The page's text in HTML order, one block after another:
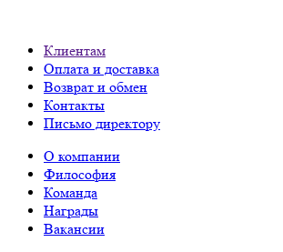
Клиентам
Оплата и доставка
Возврат и обмен
Контакты
Письмо директору
О компании
Философия
Команда
Награды
Вакансии